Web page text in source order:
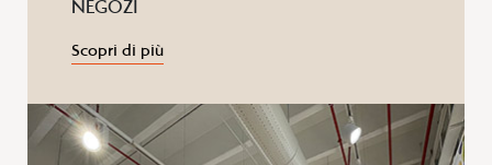
NEGOZI
Scopri di più